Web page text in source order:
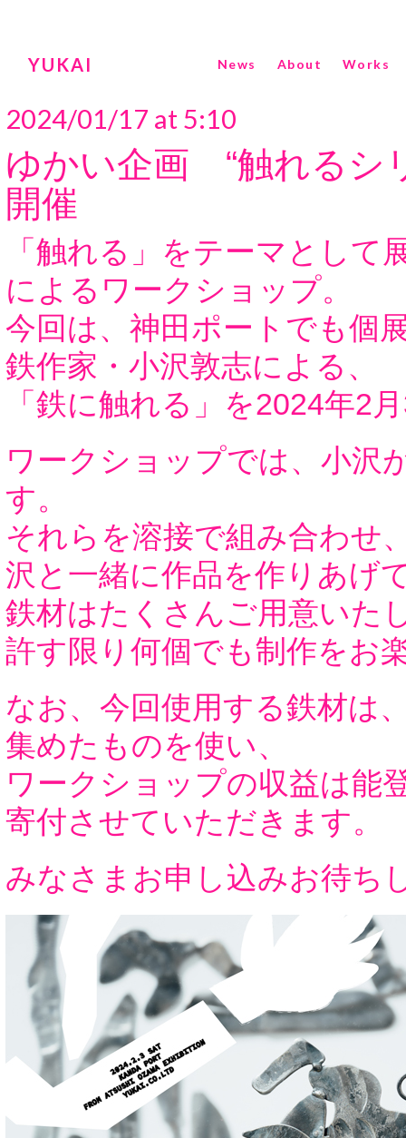
YUKAI News About Works
2024/01/17 at 5:10
ゆかい企画 “触れるシ
開催
「触れる」をテーマとして
によるワークショップ。
今回は、神田ポートでも個
鉄作家・小沢敦志による、
「鉄に触れる」を2024年2
ワークショップでは、小沢
す。
それらを溶接で組み合わせ
沢と一緒に作品を作りあげ
鉄材はたくさんご用意いた
許す限り何個でも制作をお
なお、今回使用する鉄材は
集めたものを使い、
ワークショップの収益は能
寄付させていただきます。
みなさまお申し込みお待ち